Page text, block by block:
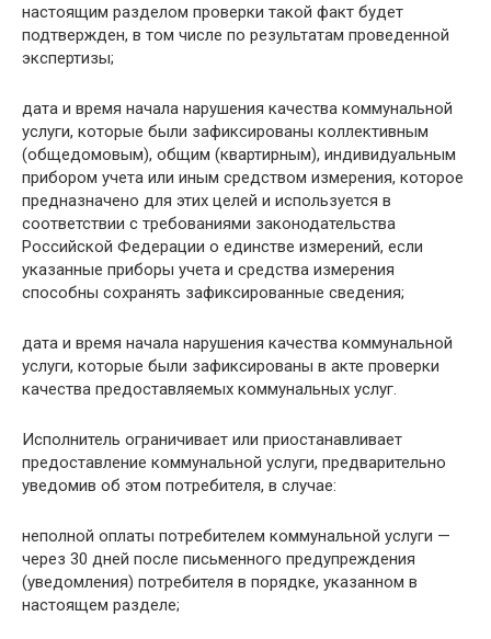
настоящим разделом проверки такой факт будет
подтвержден, в том числе по результатам проведенной
экспертизы;
дата и время начала нарушения качества коммунальной
услуги, которые были зафиксированы коллективным
(общедомовым), общим (квартирным), индивидуальным
прибором учета или иным средством измерения, которое
предназначено для этих целей и используется в
соответствии с требованиями законодательства
Российской Федерации о единстве измерений, если
указанные приборы учета и средства измерения
способны сохранять зафиксированные сведения;
дата и время начала нарушения качества коммунальной
услуги, которые были зафиксированы в акте проверки
качества предоставляемых коммунальных услуг.
Исполнитель ограничивает или приостанавливает
предоставление коммунальной услуги, предварительно
уведомив об этом потребителя, в случае:
неполной оплаты потребителем коммунальной услуги —
через 30 дней после письменного предупреждения
(уведомления) потребителя в порядке, указанном в
настоящем разделе;